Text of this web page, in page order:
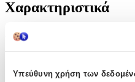
Υπεύθυνη χρήση των
Χαρακτηριστικά
Ανδρικό
Όχι
Κατασκευαστής: